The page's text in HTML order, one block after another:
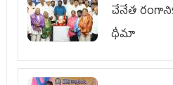
చేనేత
ధీమా